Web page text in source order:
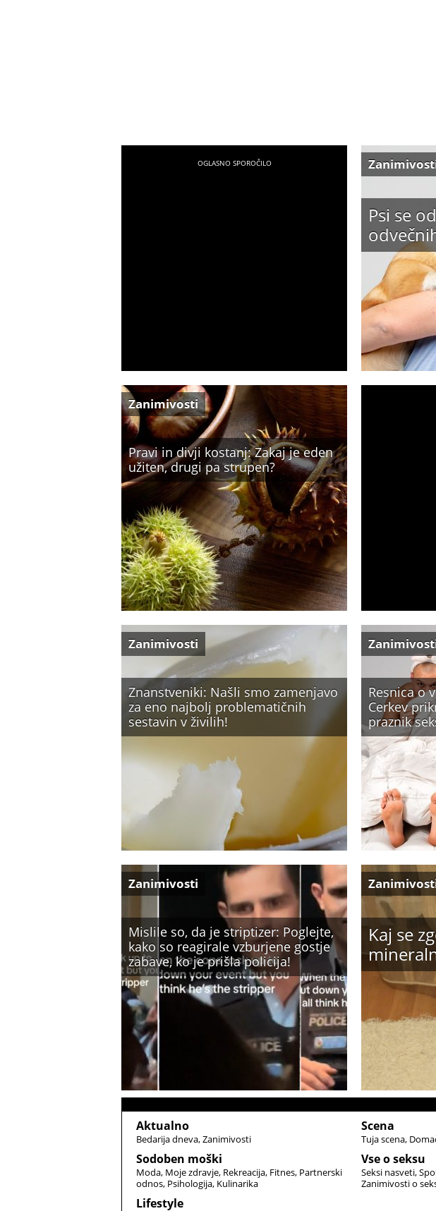
Psi se
Pravi in divji kostanj: Zakaj je eden
užiten, drugi pa strupen?
Zanimivosti
Znanstveniki: Našli smo zamenjavo
za eno najbolj problematičnih
sestavin v živilih!
Zanimivosti
Resnica o
Cerkev
praznik
Mislile so, da je striptizer: Poglejte,
kako so reagirale vzburjene gostje
zabave, ko je prišla policija!
Zanimivosti
Kaj se
Aktualno
Bedarija dneva Zanimivosti
Sodoben moški
Moda Moje zdravje Rekreacija Fitnes Partnerski
odnos Psihologija Kulinarika
Lifestyle
Scena
Tuja scena
Vse o seksu
Seksi nasveti
Zanimivosti o